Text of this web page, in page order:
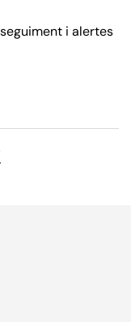
i alertes